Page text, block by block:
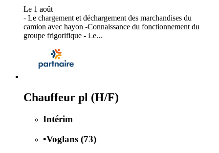
Le 1 août
- Le chargement et déchargement des marchandises du
camion avec hayon -Connaissance du fonctionnement du
groupe frigorifique - Le...
Chauffeur pl (H/F)
Intérim
•Voglans (73)